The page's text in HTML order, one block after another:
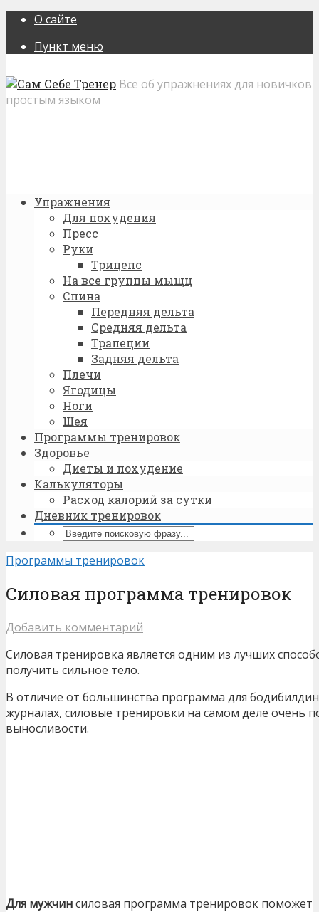
О сайте
Пункт меню
Все об упражнениях для новичков
простым языком
Упражнения
Для похудения
Пресс
Руки
Трицепс
На все группы мыщц
Спина
Передняя дельта
Средняя дельта
Трапеции
Задняя дельта
Плечи
Ягодицы
Ноги
Шея
Программы тренировок
Здоровье
Диеты и похудение
Калькуляторы
Расход калорий за сутки
Дневник тренировок
Программы тренировок
Силовая программа тренировок
Добавить комментарий
Силовая тренировка является одним из лучших
получить сильное тело.
В отличие от большинства программа для
журналах, силовые тренировки на самом деле очень
выносливости.
Для мужчинсиловая программа тренировок поможет